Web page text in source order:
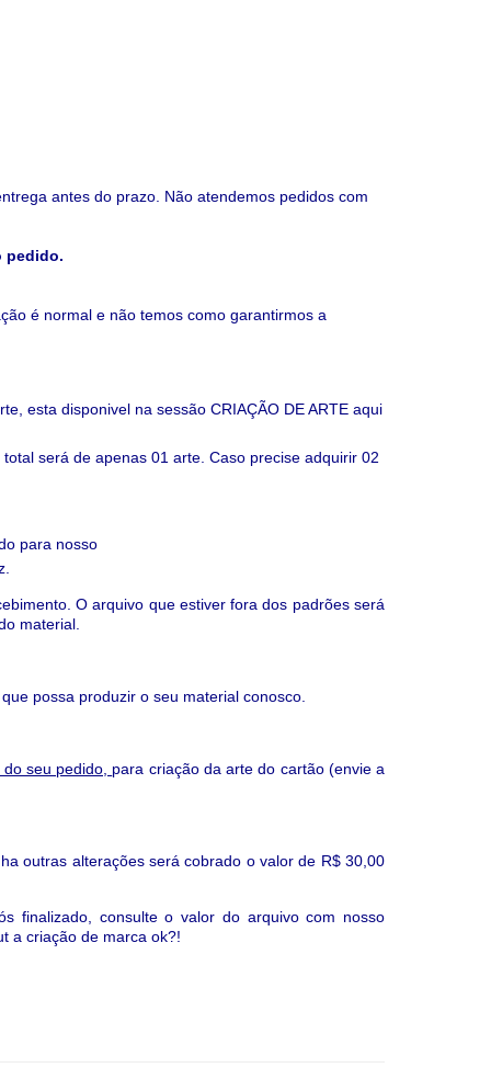
antes do prazo. Não atendemos pedidos com
pedido.
é normal e não temos como garantirmos a
esta disponivel na sessão CRIAÇÃO DE ARTE aqui
será de apenas 01 arte. Caso precise adquirir 02
para nosso
O arquivo que estiver fora dos padrões será
material.
possa produzir o seu material conosco.
seu pedido, para criação da arte do cartão (envie a
outras alterações será cobrado o valor de R$ 30,00
finalizado, consulte o valor do arquivo com nosso
a criação de marca ok?!